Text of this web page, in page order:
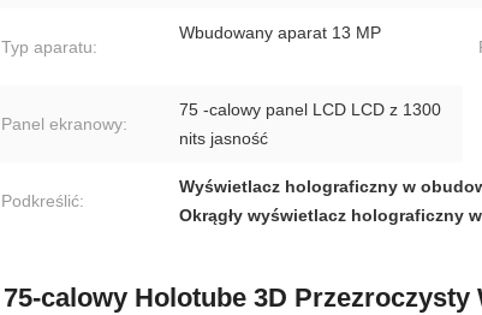
Typ aparatu:
Wbudowany aparat 13 MP
Panel ekranowy:
75 -calowy panel LCD LCD z 1300
nits jasność
Podkreślić:
Wyświetlacz holograficzny w
Okrągły wyświetlacz holograficzny
75-calowy Holotube 3D Przezroczysty